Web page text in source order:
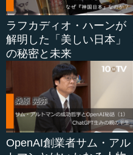
ラフカディオ・ハーンが
解明した「美しい日本」
の秘密と未来
OpenAI創業者サム・アル